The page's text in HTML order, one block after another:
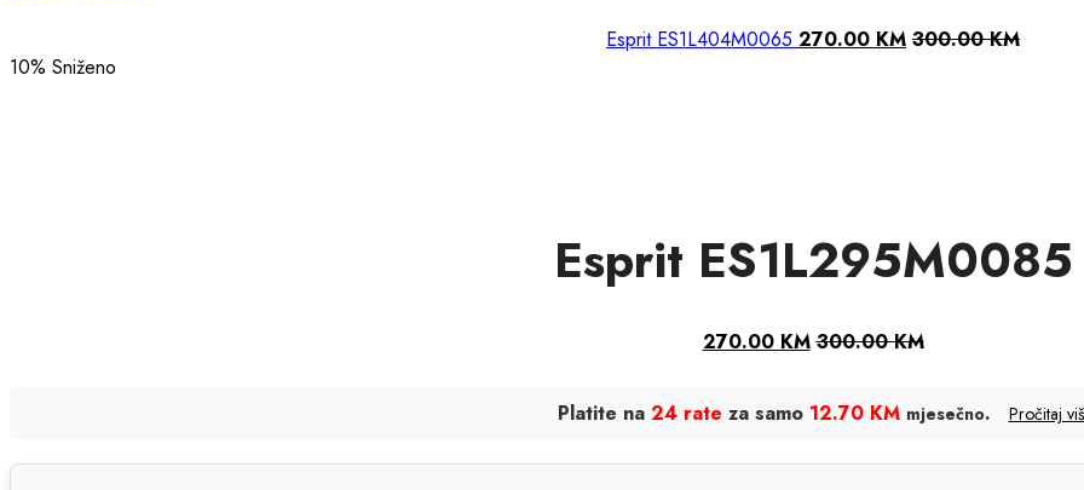
Esprit ES1L404M0065 270.00 KM 300.00KM
10% Sniženo
Esprit ES1L295M0085
270.00 KM 300.00KM
Platite na 24 rate za samo 12.70 KM mjesečno. Pročitaj